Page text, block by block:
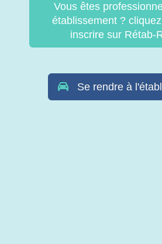
Vous êtes
établissement ?
inscrire sur Rétab-
Se rendre à